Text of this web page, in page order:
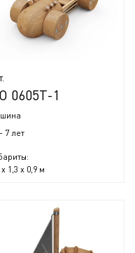
0605Т-1
7 лет
x 1,3 x 0,9 м